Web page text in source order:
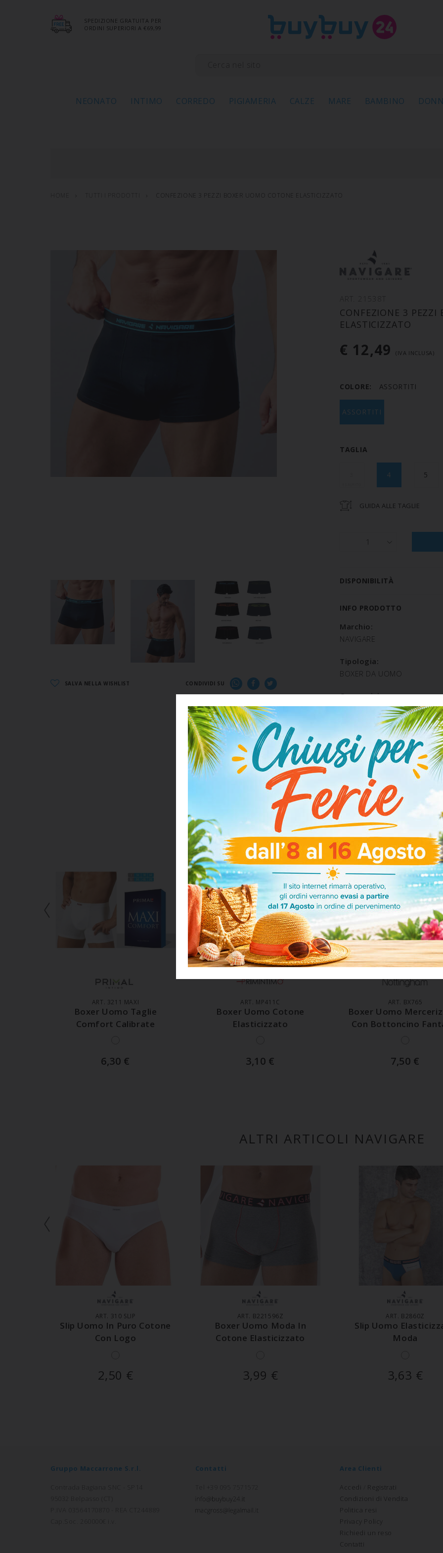
SPEDIZIONE GRATUITA PER
ORDINI SUPERIORI A €69,99
NEONATO INTIMO CORREDO PIGIAMERIA CALZE MARE BAMBINO
CONFEZIONE 3 PEZZI BOXER UOMO COTONE ELASTICIZZATO
SALVA NELLA WISHLIST CONDIVIDI SU
CONFEZIONE 3 PEZZI
ELASTICIZZATO
€ 12,49 (IVA INCLUSA)
COLORE: ASSORTITI
ASSORTITI
TAGLIA
4 5
GUIDA ALLE TAGLIE
1
DISPONIBILITÀ
INFO PRODOTTO
Marchio:
NAVIGARE
Tipologia:
BOXER DA UOMO
Composizione:
COTONE 95% ELASTAN 5%
SPEDIZIONE E RESO
ARTICOLI CORRELATI
AGGIUNGI AL CARRELLO
ART. 3211 MAXI
Boxer Uomo Taglie
Comfort Calibrate
6,30 €
AGGIUNGI AL CARRELLO
ART. MP411C
Boxer Uomo Cotone
Elasticizzato
3,10 €
AGGIUNGI AL
ART. BX765
Boxer Uomo
Con Bottoncino
7,50 €
ALTRI ARTICOLI NAVIGARE
AGGIUNGI AL CARRELLO
ART. 310 SLIP
Slip Uomo In Puro Cotone
Con Logo
2,50 €
AGGIUNGI AL CARRELLO
ART. B221596Z
Boxer Uomo Moda In
Cotone Elasticizzato
3,99 €
AGGIUNGI AL
ART. B2860Z
Slip Uomo
Moda
3,63 €
Gruppo Maccarrone S.r.l. Contatti Area Clienti
Accedi
Registrati
Condizioni di Vendita
Politica resi
Privacy Policy
Richiedi un reso
Contatti